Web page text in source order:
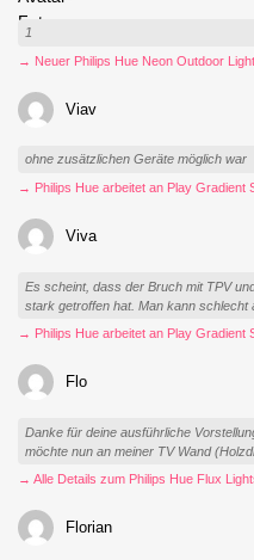
1
→ Neuer Philips Hue Neon Outdoor
Viav
ohne zusätzlichen Geräte möglich war
→ Philips Hue arbeitet an Play Gradient
Viva
Es scheint, dass der Bruch mit TPV
stark getroffen hat. Man kann schlecht
→ Philips Hue arbeitet an Play Gradient
Flo
Danke für deine ausführliche
möchte nun an meiner TV Wand
→ Alle Details zum Philips Hue Flux
Florian